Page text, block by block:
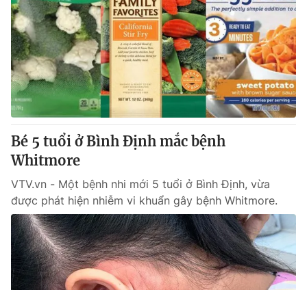
Bé 5 tuổi ở Bình Định mắc bệnh
Whitmore
VTV.vn - Một bệnh nhi mới 5 tuổi ở Bình Định, vừa
được phát hiện nhiễm vi khuẩn gây bệnh Whitmore.